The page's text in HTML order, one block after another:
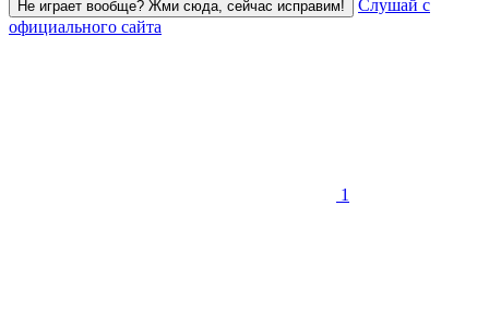
Не играет вообще? Жми сюда, сейчас исправим!
Слушай с
официального сайта
1